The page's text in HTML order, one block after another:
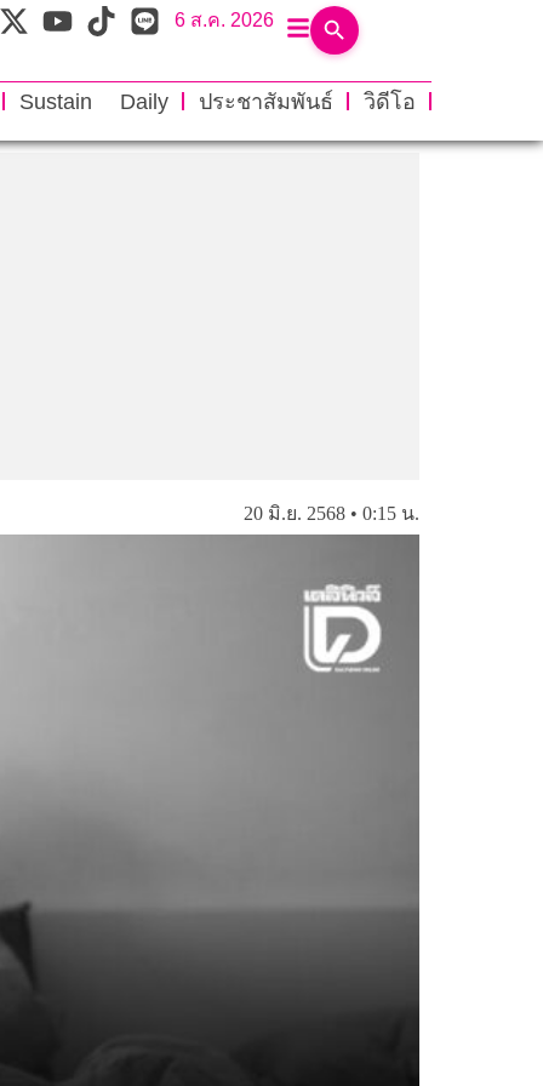
6 ส.ค. 2026
Sustain Daily ประชาสัมพันธ์ วิดีโอ
20 มิ.ย. 2568 • 0:15 น.